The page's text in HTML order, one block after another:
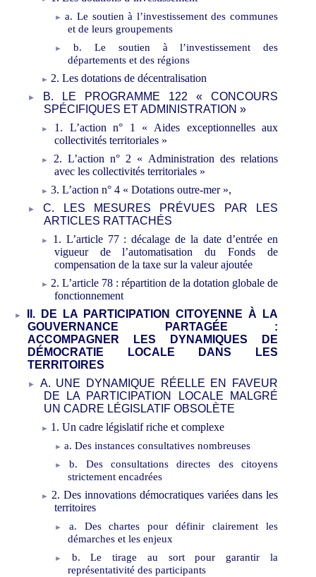
a. Le soutien à l’investissement des communes
et de leurs groupements
b.Le soutien à l’investissement des
départements et des régions
2. Les dotations de décentralisation
B.
LE PROGRAMME 122 «
CONCOURS
SPÉCIFIQUES ET ADMINISTRATION »
1. L’action n° 1 « Aides exceptionnelles aux
collectivités territoriales »
2. L’action n° 2 « Administration des relations
avec les collectivités territoriales »
3. L’action n° 4 « Dotations outre-mer »,
C.
LES MESURES PRÉVUES PAR LES
ARTICLES RATTACHÉS
1. L’article 77 : décalage de la date d’entrée en
vigueur de l’automatisation du Fonds de
compensation de la taxe sur la valeur ajoutée
2. L’article 78 : répartition de la dotation globale de
fonctionnement
II.
DE LA PARTICIPATION CITOYENNE À LA
GOUVERNANCE PARTAGÉE
:
ACCOMPAGNER LES DYNAMIQUES
DE
DÉMOCRATIE LOCALE DANS LES
TERRITOIRES
A. UNE DYNAMIQUE RÉELLE EN FAVEUR
DE LA PARTICIPATION
LOCALE
MALGRÉ
UN CADRE LÉGISLATIF OBSOLÈTE
1. Un cadre législatifriche et complexe
a. Des instances consultativesnombreuses
b. Des consultations directes des citoyens
strictement encadrées
2. Des innovations démocratiques variéesdans les
territoires
a. Des chartes pourdéfinirclairementles
démarches et les enjeux
b.Le tirage au sortpour garantir la
représentativité des participants